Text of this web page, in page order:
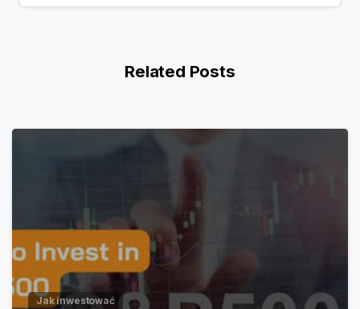
Related Posts
Jak inwestować